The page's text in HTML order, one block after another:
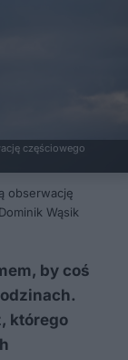
częściowego
obserwację
Wąsik
by coś
którego